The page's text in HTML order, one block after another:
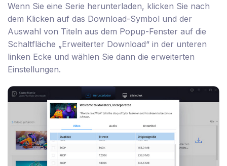
Wenn Sie eine Serie herunterladen, klicken Sie nach
dem Klicken auf das Download-Symbol und der
Auswahl von Titeln aus dem Popup-Fenster auf die
Schaltfläche „Erweiterter Download“ in der unteren
linken Ecke und wählen Sie dann die erweiterten
Einstellungen.